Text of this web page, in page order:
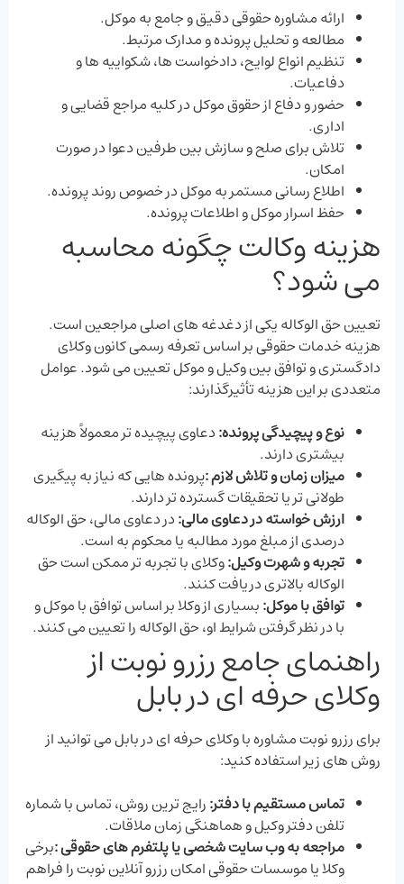
ارائه مشاوره حقوقی دقیق و جامع به موکل.
مطالعه و تحلیل پرونده و مدارک مرتبط.
تنظیم انواع لوایح، دادخواست ‌ها، شکواییه ‌ها و
دفاعیات.
حضور و دفاع از حقوق موکل در کلیه مراجع قضایی و
اداری.
تلاش برای صلح و سازش بین طرفین دعوا در صورت
امکان.
اطلاع ‌رسانی مستمر به موکل در خصوص روند پرونده.
حفظ اسرار موکل و اطلاعات پرونده.
هزینه وکالت چگونه محاسبه
می ‌شود؟
تعیین حق ‌الوکاله یکی از دغدغه‌ های اصلی مراجعین است.
هزینه خدمات حقوقی بر اساس تعرفه رسمی کانون وکلای
دادگستری و توافق بین وکیل و موکل تعیین می ‌شود. عوامل
متعددی بر این هزینه تأثیرگذارند:
نوع و پیچیدگی پرونده:دعاوی پیچیده ‌تر معمولاً هزینه
بیشتری دارند.
میزان زمان و تلاش لازم:پرونده‌ هایی که نیاز به پیگیری
طولانی ‌تر یا تحقیقات گسترده ‌تر دارند.
ارزش خواسته در دعاوی مالی:در دعاوی مالی، حق ‌الوکاله
درصدی از مبلغ مورد مطالبه یا محکوم‌ به است.
تجربه و شهرت وکیل:وکلای با تجربه‌ تر ممکن است حق
‌الوکاله بالاتری دریافت کنند.
توافق با موکل:بسیاری از وکلا بر اساس توافق با موکل و
با در نظر گرفتن شرایط او، حق ‌الوکاله را تعیین می ‌کنند.
راهنمای جامع رزرو نوبت از
وکلای حرفه ‌ای در بابل
برای رزرو نوبت مشاوره با وکلای حرفه ‌ای در بابل می ‌توانید از
روش‌ های زیر استفاده کنید:
تماس مستقیم با دفتر:رایج‌ ترین روش، تماس با شماره
تلفن دفتر وکیل و هماهنگی زمان ملاقات.
مراجعه به وب ‌سایت شخصی یا پلتفرم‌ های حقوقی:برخی
وکلا یا موسسات حقوقی امکان رزرو آنلاین نوبت را فراهم